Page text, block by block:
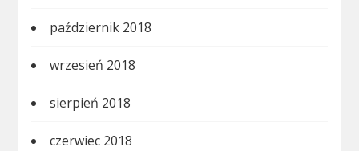
październik 2018
wrzesień 2018
sierpień 2018
czerwiec 2018